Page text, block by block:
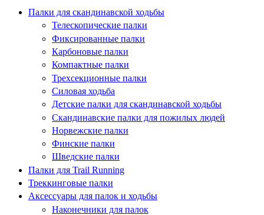
Палки для скандинавской ходьбы
Телескопические палки
Фиксированные палки
Карбоновые палки
Компактные палки
Трехсекционные палки
Силовая ходьба
Детские палки для скандинавской ходьбы
Скандинавские палки для пожилых людей
Норвежские палки
Финские палки
Шведские палки
Палки для Trail Running
Треккинговые палки
Аксессуары для палок и ходьбы
Наконечники для палок